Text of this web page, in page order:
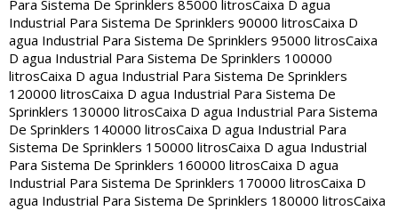
Para Sistema De Sprinklers 85000 litrosCaixa D agua
Industrial Para Sistema De Sprinklers 90000 litrosCaixa D
agua Industrial Para Sistema De Sprinklers 95000 litrosCaixa
D agua Industrial Para Sistema De Sprinklers 100000
litrosCaixa D agua Industrial Para Sistema De Sprinklers
120000 litrosCaixa D agua Industrial Para Sistema De
Sprinklers 130000 litrosCaixa D agua Industrial Para Sistema
De Sprinklers 140000 litrosCaixa D agua Industrial Para
Sistema De Sprinklers 150000 litrosCaixa D agua Industrial
Para Sistema De Sprinklers 160000 litrosCaixa D agua
Industrial Para Sistema De Sprinklers 170000 litrosCaixa D
agua Industrial Para Sistema De Sprinklers 180000 litrosCaixa